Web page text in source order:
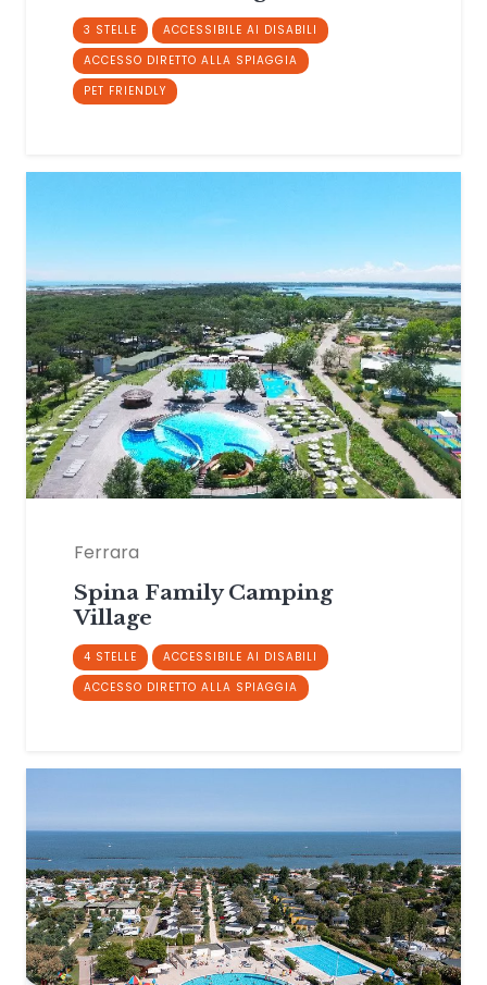
3 STELLE
ACCESSIBILE AI DISABILI
ACCESSO DIRETTO ALLA SPIAGGIA
PET FRIENDLY
Ferrara
Spina Family Camping
Village
4 STELLE
ACCESSIBILE AI DISABILI
ACCESSO DIRETTO ALLA SPIAGGIA